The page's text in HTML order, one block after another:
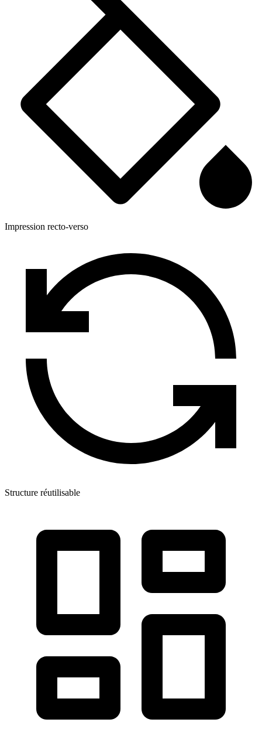
Impression recto-verso
Structure réutilisable